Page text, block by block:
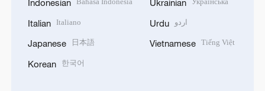
Indonesian
Italian Italiano
Japanese 日本語
Korean 한국어
Ukrainian
Urdu اردو
Vietnamese Tiếng Việt